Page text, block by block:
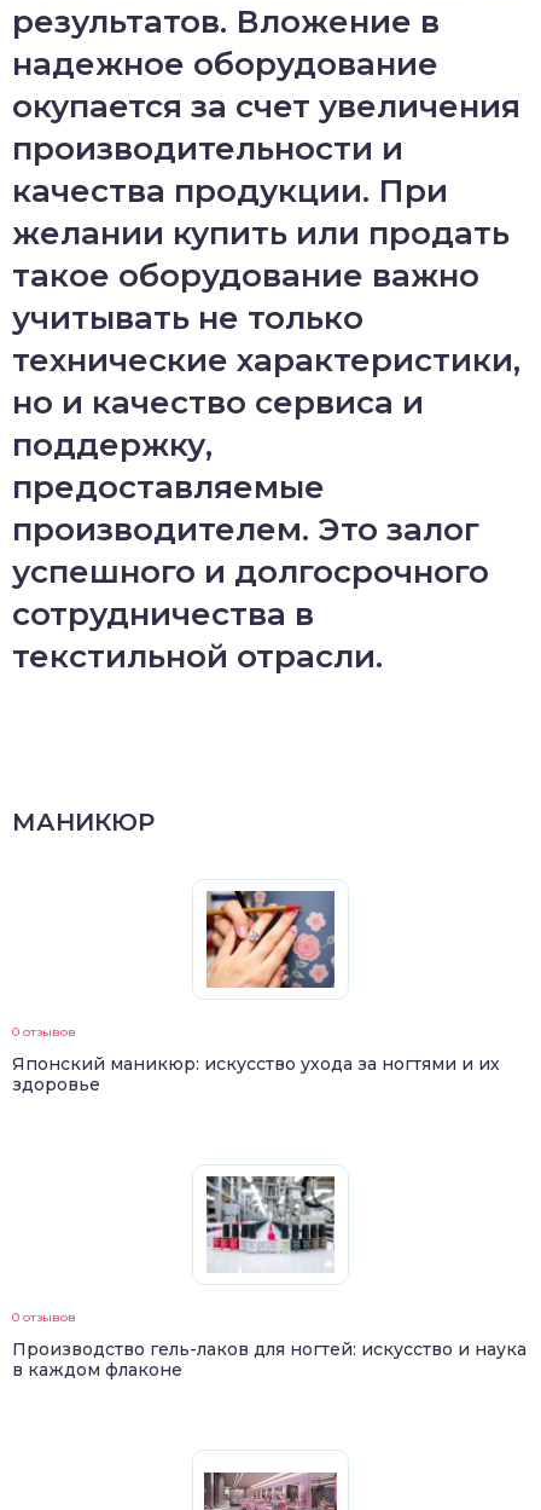
результатов. Вложение в
надежное оборудование
окупается за счет увеличения
производительности и
качества продукции. При
желании купить или продать
такое оборудование важно
учитывать не только
технические характеристики,
но и качество сервиса и
поддержку,
предоставляемые
производителем. Это залог
успешного и долгосрочного
сотрудничества в
текстильной отрасли.
МАНИКЮР
0 отзывов
Японский маникюр: искусство ухода за ногтями и их
здоровье
0 отзывов
Производство гель-лаков для ногтей: искусство и наука
в каждом флаконе